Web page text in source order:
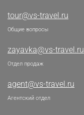
tour@vs-travel.ru
Общие вопросы
zayavka@vs-travel.ru
Отдел продаж
agent@vs-travel.ru
Агентский отдел